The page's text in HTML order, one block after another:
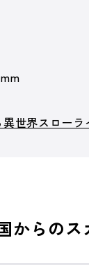
世界スローラ
からのス